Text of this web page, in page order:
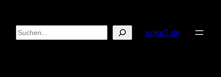
Inhalt
springen
Suchen soke2.de